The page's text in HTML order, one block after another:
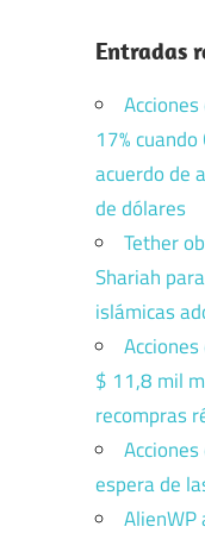
Entradas
Acciones
17%
acuerdo de
de dólares
Tether
Shariah
islámicas
$ 11,8 mil
recompras
espera de
AlienWP